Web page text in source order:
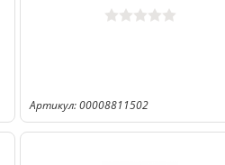
Артикул: 00008811502